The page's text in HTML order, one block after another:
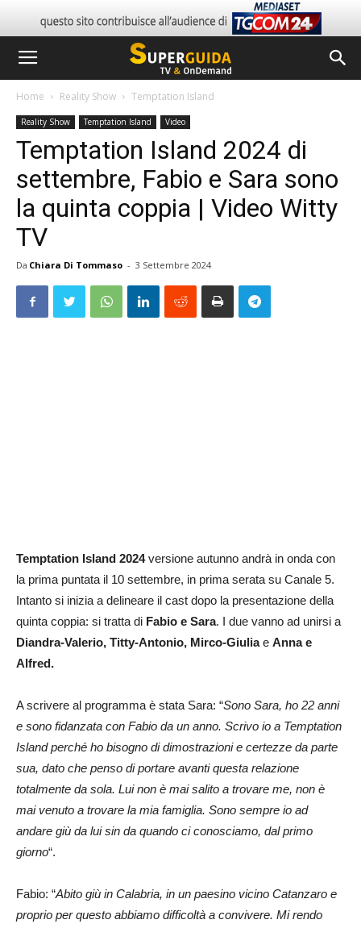
Home Reality Show Temptation Island
Reality Show Temptation Island Video
Temptation Island 2024 di
settembre, Fabio e Sara sono
la quinta coppia | Video Witty
TV
Da Chiara Di Tommaso - 3 Settembre 2024
Temptation Island 2024versione autunno andrà in onda con
la prima puntata il 10 settembre, in prima serata su Canale 5.
Intanto si inizia a delineare il cast dopo la presentazione della
quinta coppia: si tratta di Fabio e Sara. I due vanno ad unirsi a
Diandra-Valerio, Titty-Antonio, Mirco-Giuliae Anna e
Alfred.
A scrivere al programma è stata Sara: “Sono Sara, ho 22 anni
e sono fidanzata con Fabio da un anno. Scrivo io a Temptation
Island perché ho bisogno di dimostrazioni e certezze da parte
sua, dato che penso di portare avanti questa relazione
totalmente da sola. Lui non è mai salito a trovare me, non è
mai venuto a trovare la mia famiglia. Sono sempre io ad
andare giù da lui sin da quando ci conosciamo, dal primo
giorno“.
Fabio: “Abito giù in Calabria, in un paesino vicino Catanzaro e
proprio per questo abbiamo difficoltà a convivere. Mi rendo